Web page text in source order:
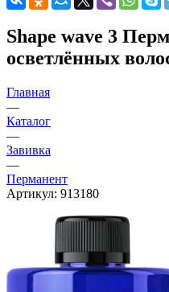
Shape wave 3
осветлённых
Главная
—
Каталог
—
Завивка
—
Перманент
Артикул: 913180